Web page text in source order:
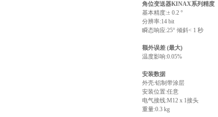
角位变送器KINAX系列精度
基本精度:± 0.2 °
分辨率:14 bit
瞬态响应:25° 倾斜< 1 秒
额外误差 (最大)
温度影响:0.05%
安装数据
外壳:铝制带涂层
安装位置:任意
电气接线:M12 x 1接头
重量:0.3 kg